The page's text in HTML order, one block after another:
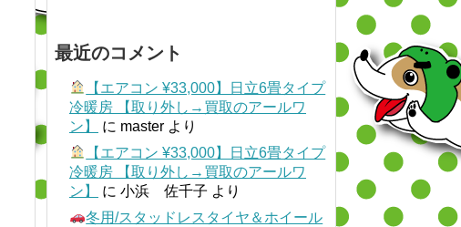
最近のコメント
【エアコン ¥33,000】日立6畳タイプ
冷暖房 【取り外し→買取のアールワ
ン】
に master より
【エアコン ¥33,000】日立6畳タイプ
冷暖房 【取り外し→買取のアールワ
ン】
に 小浜 佐千子 より
冬用/スタッドレスタイヤ＆ホイール